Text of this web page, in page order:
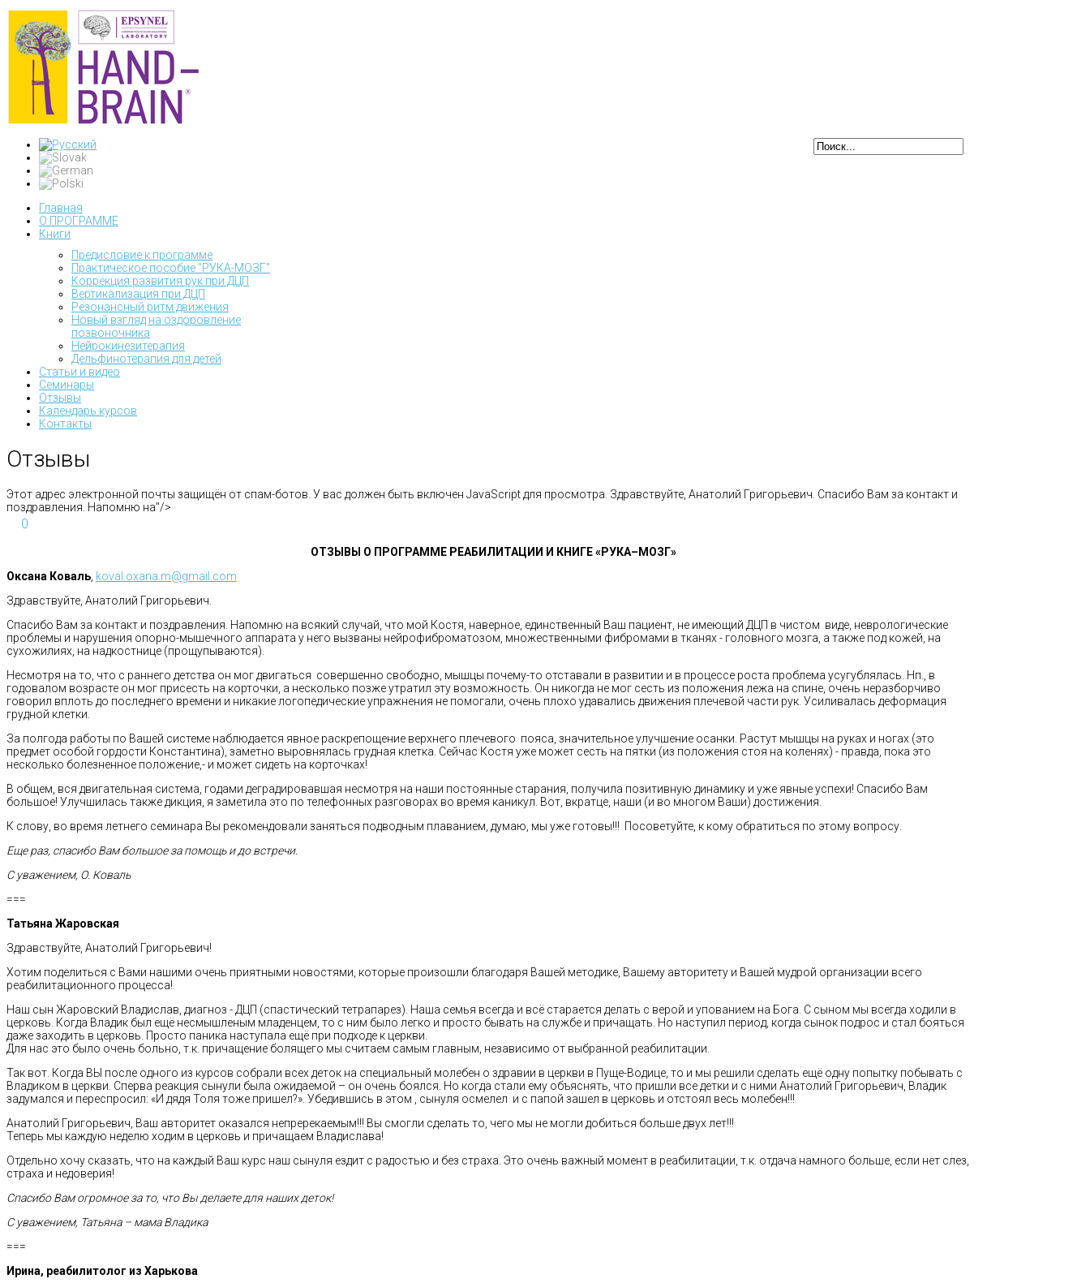
Главная
О ПРОГРАММЕ
Книги
Предисловие к программе
Практическое пособие "РУКА-МОЗГ"
Коррекция развития рук при ДЦП
Вертикализация при ДЦП
Резонансный ритм движения
Новый взгляд на оздоровление
позвоночника
Нейрокинезитерапия
Дельфинотерапия для детей
Статьи и видео
Семинары
Отзывы
Календарь курсов
Контакты
Отзывы
Этот адрес электронной почты защищён от спам-ботов. У вас должен быть включен JavaScript для просмотра. Здравствуйте, Анатолий Григорьевич. Спасибо Вам за контакт и
поздравления. Напомню на"/>
0
ОТЗЫВЫ О ПРОГРАММЕ РЕАБИЛИТАЦИИ И КНИГЕ «РУКА–МОЗГ»
Оксана Коваль koval.oxana.m@gmail.com
Здравствуйте, Анатолий Григорьевич.
Спасибо Вам за контакт и поздравления. Напомню на всякий случай, что мой Костя, наверное, единственный Ваш пациент, не имеющий ДЦП в чистом виде, неврологические
проблемы и нарушения опорно-мышечного аппарата у него вызваны нейрофиброматозом, множественными фибромами в тканях - головного мозга, а также под кожей, на
сухожилиях, на надкостнице (прощупываются).
Несмотря на то, что с раннего детства он мог двигаться совершенно свободно, мышцы почему-то отставали в развитии и в процессе роста проблема усугублялась. Нп., в
годовалом возрасте он мог присесть на корточки, а несколько позже утратил эту возможность. Он никогда не мог сесть из положения лежа на спине, очень неразборчиво
говорил вплоть до последнего времени и никакие логопедические упражнения не помогали, очень плохо удавались движения плечевой части рук. Усиливалась деформация
грудной клетки.
За полгода работы по Вашей системе наблюдается явное раскрепощение верхнего плечевого пояса, значительное улучшение осанки. Растут мышцы на руках и ногах (это
предмет особой гордости Константина), заметно выровнялась грудная клетка. Сейчас Костя уже может сесть на пятки (из положения стоя на коленях) - правда, пока это
несколько болезненное положение,- и может сидеть на корточках!
В общем, вся двигательная система, годами деградировавшая несмотря на наши постоянные старания, получила позитивную динамику и уже явные успехи! Спасибо Вам
большое! Улучшилась также дикция, я заметила это по телефонных разговорах во время каникул. Вот, вкратце, наши (и во многом Ваши) достижения.
К слову, во время летнего семинара Вы рекомендовали заняться подводным плаванием, думаю, мы уже готовы!!! Посоветуйте, к кому обратиться по этому вопросу.
Еще раз, спасибо Вам большое за помощь и до встречи.
С уважением, О. Коваль
===
Татьяна Жаровская
Здравствуйте, Анатолий Григорьевич!
Хотим поделиться с Вами нашими очень приятными новостями, которые произошли благодаря Вашей методике, Вашему авторитету и Вашей мудрой организации всего
реабилитационного процесса!
Наш сын Жаровский Владислав, диагноз - ДЦП (спастический тетрапарез). Наша семья всегда и всё старается делать с верой и упованием на Бога. С сыном мы всегда ходили в
церковь. Когда Владик был ещё несмышленым младенцем, то с ним было легко и просто бывать на службе и причащать. Но наступил период, когда сынок подрос и стал бояться
даже заходить в церковь. Просто паника наступала ещё при подходе к церкви.
Для нас это было очень больно, т.к. причащение болящего мы считаем самым главным, независимо от выбранной реабилитации.
Так вот. Когда ВЫ после одного из курсов собрали всех деток на специальный молебен о здравии в церкви в Пуще-Водице, то и мы решили сделать ещё одну попытку побывать с
Владиком в церкви. Сперва реакция сынули была ожидаемой – он очень боялся. Но когда стали ему объяснять, что пришли все детки и с ними Анатолий Григорьевич, Владик
задумался и переспросил: «И дядя Толя тоже пришел?». Убедившись в этом , сынуля осмелел и с папой зашел в церковь и отстоял весь молебен!!!
Анатолий Григорьевич, Ваш авторитет оказался непререкаемым!!! Вы смогли сделать то, чего мы не могли добиться больше двух лет!!!
Теперь мы каждую неделю ходим в церковь и причащаем Владислава!
Отдельно хочу сказать, что на каждый Ваш курс наш сынуля ездит с радостью и без страха. Это очень важный момент в реабилитации, т.к. отдача намного больше, если нет слез,
страха и недоверия!
Спасибо Вам огромное за то, что Вы делаете для наших деток!
С уважением, Татьяна – мама Владика
===
Ирина, реабилитолог из Харькова